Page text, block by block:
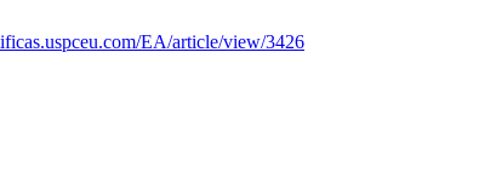
EA/article/view/3426